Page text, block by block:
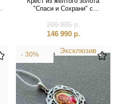
"Спаси и Сохрани" с
(41427)
209 985р.
146 990 р.
Эксклюзив
- 30%